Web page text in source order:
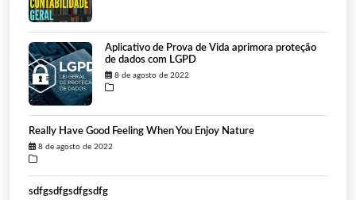
Aplicativo de Prova de Vida aprimora proteção
de dados com LGPD
8 de agosto de 2022
Really Have Good Feeling When You Enjoy Nature
8 de agosto de 2022
sdfgsdfgsdfgsdfg